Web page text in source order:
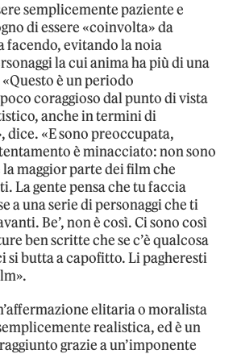
semplicemente paziente e
di essere «coinvolta» da
facendo, evitando la noia
la cui anima ha più di una
è un periodo
coraggioso dal punto di vista
anche in termini di
«E sono preoccupata,
è minacciato: non sono
maggior parte dei film che
La gente pensa che tu faccia
a una serie di personaggi che ti
Be’, non è così. Ci sono così
ben scritte che se c’è qualcosa
si butta a capofitto. Li pagheresti
elitaria o moralista
realistica, ed è un
grazie a un’imponente